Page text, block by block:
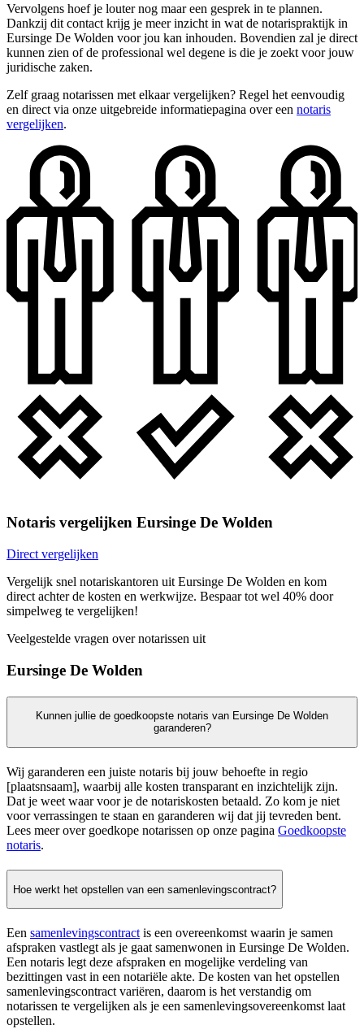
Vervolgens hoef je louter nog maar een gesprek in te plannen.
Dankzij dit contact krijg je meer inzicht in wat de notarispraktijk in
Eursinge De Wolden voor jou kan inhouden. Bovendien zal je direct
kunnen zien of de professional wel degene is die je zoekt voor jouw
juridische zaken.
Zelf graag notarissen met elkaar vergelijken? Regel het eenvoudig
en direct via onze uitgebreide informatiepagina over een notaris
vergelijken.
Notaris vergelijken Eursinge De Wolden
Direct vergelijken
Vergelijk snel notariskantoren uit Eursinge De Wolden en kom
direct achter de kosten en werkwijze. Bespaar tot wel 40% door
simpelweg te vergelijken!
Veelgestelde vragen over notarissen uit
Eursinge De Wolden
Kunnen jullie de goedkoopste notaris van Eursinge De Wolden
garanderen?
Wij garanderen een juiste notaris bij jouw behoefte in regio
[plaatsnsaam], waarbij alle kosten transparant en inzichtelijk zijn.
Dat je weet waar voor je de notariskosten betaald. Zo kom je niet
voor verrassingen te staan en garanderen wij dat jij tevreden bent.
Lees meer over goedkope notarissen op onze pagina Goedkoopste
notaris.
Hoe werkt het opstellen van een samenlevingscontract?
Een samenlevingscontract is een overeenkomst waarin je samen
afspraken vastlegt als je gaat samenwonen in Eursinge De Wolden.
Een notaris legt deze afspraken en mogelijke verdeling van
bezittingen vast in een notariële akte. De kosten van het opstellen
samenlevingscontract variëren, daarom is het verstandig om
notarissen te vergelijken als je een samenlevingsovereenkomst laat
opstellen.